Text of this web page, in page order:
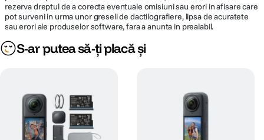
Wi-Fi Da
Dimensiuni
121 g
AUDIO:
Microfon
incorporat
Nu
rezerva dreptul de a corecta eventuale omisiuni sau erori in afisare care
pot surveni in urma unor greseli de dactilografiere, lipsa de acuratete
sau erori ale produselor software, fara a anunta in prealabil.
S-ar putea să-ți placă și